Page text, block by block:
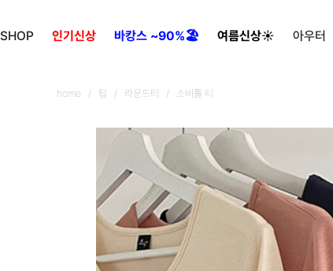
SHOP 인기신상 바캉스 ~90%🏖️ 여름신상☀️ 아우터
home / 탑 / 라운드티 / 소비톨 티